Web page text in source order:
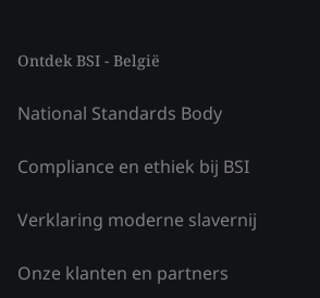
Ontdek BSI - België
National Standards Body
Compliance en ethiek bij BSI
Verklaring moderne slavernij
Onze klanten en partners